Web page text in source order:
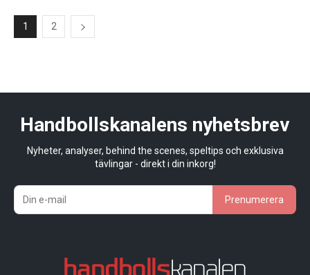
1 2
Handbollskanalens nyhetsbrev
Nyheter, analyser, behind the scenes, speltips och exklusiva
tävlingar - direkt i din inkorg!
Prenumerera